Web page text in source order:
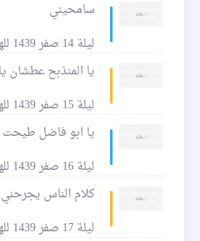
سامحيني
ليلة 14 صفر 1439 للهجرة
يا المنذبح عطشان
ليلة 15 صفر 1439 للهجرة
يا ابو فاضل طيحت
ليلة 16 صفر 1439 للهجرة
كلام الناس يجرحني
ليلة 17 صفر 1439 للهجرة